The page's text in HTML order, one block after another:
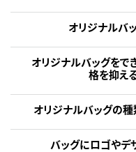
オリジナルバ
オリジナルバッグをで
格を抑え
オリジナルバッグの
バッグにロゴやデ